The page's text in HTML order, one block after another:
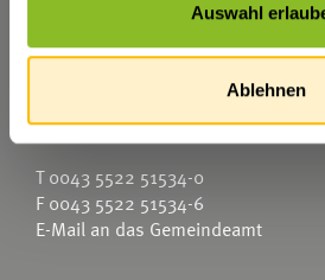
Auswahl
Ablehnen
Österreich
T0043 5522 51534-0
F 0043 5522 51534-6
E-Mail an das Gemeindeamt